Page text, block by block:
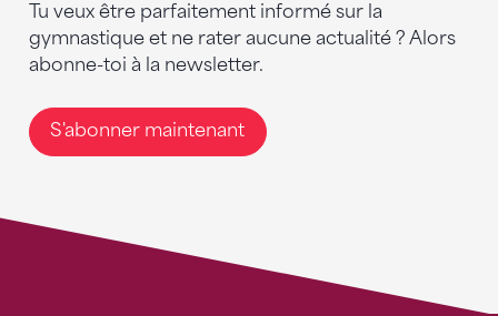
Tu veux être parfaitement informé sur la
gymnastique et ne rater aucune actualité ? Alors
abonne-toi à la newsletter.
S'abonner maintenant